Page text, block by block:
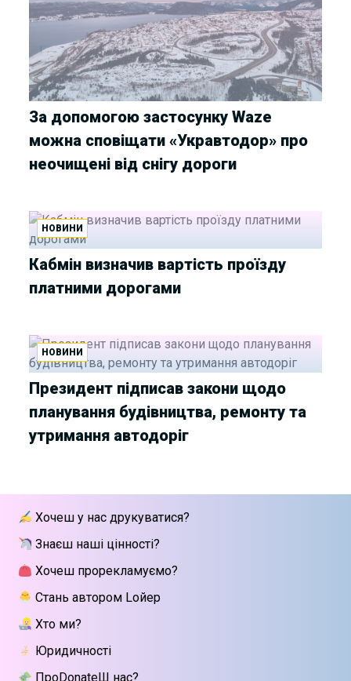
За допомогою застосунку Waze
можна сповіщати «Укравтодор» про
неочищені від снігу дороги
НОВИНИ
Кабмін визначив вартість проїзду
платними дорогами
НОВИНИ
Президент підписав закони щодо
планування будівництва, ремонту та
утримання автодоріг
Хочеш у нас друкуватися?
Знаєш наші цінності?
Хочеш прорекламуємо?
Стань автором Lойер
Хто ми?
Юридичності
ПроDonateШ нас?